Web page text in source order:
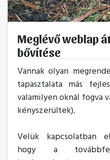
Meglévő weblap
bővítése
Vannak olyan
tapasztalata más
valamilyen oknál fogva
kényszerültek).
Velük kapcsolatban
hogy a